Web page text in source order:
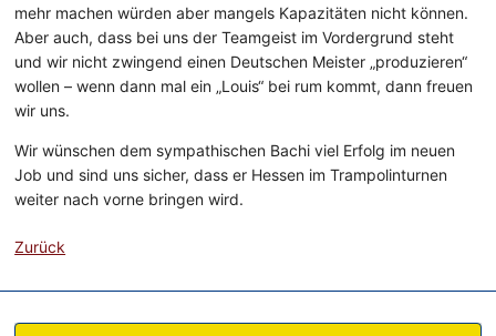
mehr machen würden aber mangels Kapazitäten nicht können.
Aber auch, dass bei uns der Teamgeist im Vordergrund steht
und wir nicht zwingend einen Deutschen Meister „produzieren“
wollen – wenn dann mal ein „Louis“ bei rum kommt, dann freuen
wir uns.
Wir wünschen dem sympathischen Bachi viel Erfolg im neuen
Job und sind uns sicher, dass er Hessen im Trampolinturnen
weiter nach vorne bringen wird.
Zurück